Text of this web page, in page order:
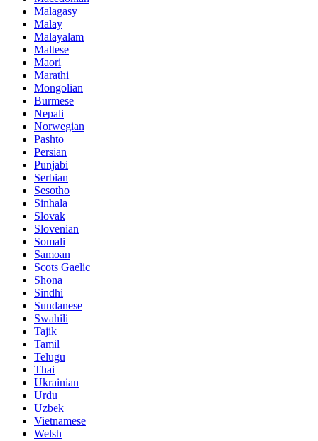
Malagasy
Malay
Malayalam
Maltese
Maori
Marathi
Mongolian
Burmese
Nepali
Norwegian
Pashto
Persian
Punjabi
Serbian
Sesotho
Sinhala
Slovak
Slovenian
Somali
Samoan
Scots Gaelic
Shona
Sindhi
Sundanese
Swahili
Tajik
Tamil
Telugu
Thai
Ukrainian
Urdu
Uzbek
Vietnamese
Welsh